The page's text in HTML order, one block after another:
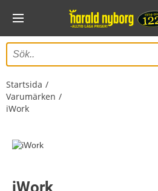
Startsida
Varumärken
iWork
iWork